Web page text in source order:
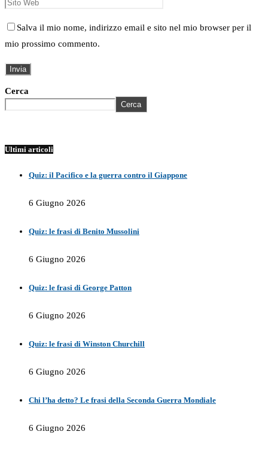
Salva il mio nome, indirizzo email e sito nel mio browser per il
mio prossimo commento.
Cerca
Cerca
Ultimi articoli
Quiz: il Pacifico e la guerra contro il Giappone
6 Giugno 2026
Quiz: le frasi di Benito Mussolini
6 Giugno 2026
Quiz: le frasi di George Patton
6 Giugno 2026
Quiz: le frasi di Winston Churchill
6 Giugno 2026
Chi l’ha detto? Le frasi della Seconda Guerra Mondiale
6 Giugno 2026